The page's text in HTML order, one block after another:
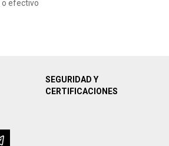
efectivo
SEGURIDAD Y
CERTIFICACIONES